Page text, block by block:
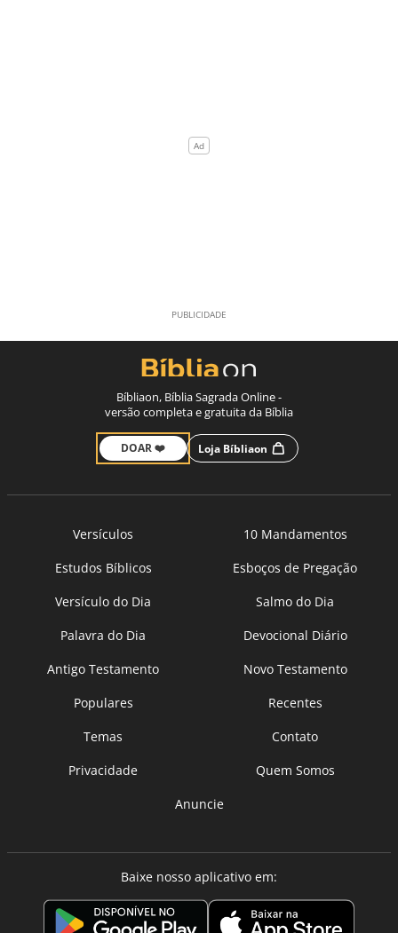
Bíbliaon, Bíblia Sagrada Online -
versão completa e gratuita da Bíblia
DOAR ❤️ Loja Bíbliaon
Versículos
10 Mandamentos
Estudos Bíblicos
Esboços de Pregação
Versículo do Dia
Salmo do Dia
Palavra do Dia
Devocional Diário
Antigo Testamento
Novo Testamento
Populares
Recentes
Temas
Contato
Privacidade
Quem Somos
Anuncie
Baixe nosso aplicativo em: